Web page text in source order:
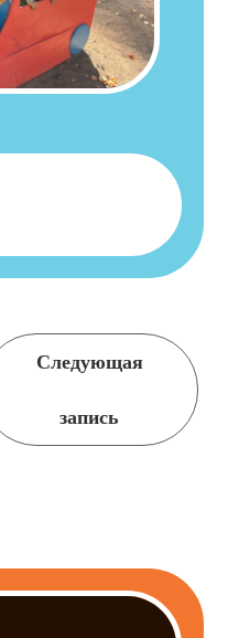
Следующая
запись